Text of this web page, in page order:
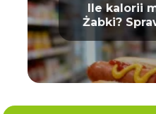
Ile kalorii
Żabki?